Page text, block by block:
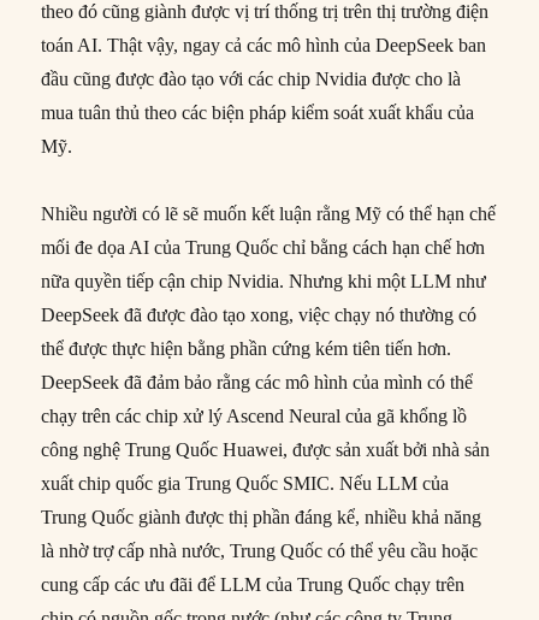
theo đó cũng giành được vị trí thống trị trên thị trường điện
toán AI. Thật vậy, ngay cả các mô hình của DeepSeek ban
đầu cũng được đào tạo với các chip Nvidia được cho là
mua tuân thủ theo các biện pháp kiểm soát xuất khẩu của
Mỹ.
Nhiều người có lẽ sẽ muốn kết luận rằng Mỹ có thể hạn chế
mối đe dọa AI của Trung Quốc chỉ bằng cách hạn chế hơn
nữa quyền tiếp cận chip Nvidia. Nhưng khi một LLM như
DeepSeek đã được đào tạo xong, việc chạy nó thường có
thể được thực hiện bằng phần cứng kém tiên tiến hơn.
DeepSeek đã đảm bảo rằng các mô hình của mình có thể
chạy trên các chip xử lý Ascend Neural của gã khổng lồ
công nghệ Trung Quốc Huawei, được sản xuất bởi nhà sản
xuất chip quốc gia Trung Quốc SMIC. Nếu LLM của
Trung Quốc giành được thị phần đáng kể, nhiều khả năng
là nhờ trợ cấp nhà nước, Trung Quốc có thể yêu cầu hoặc
cung cấp các ưu đãi để LLM của Trung Quốc chạy trên